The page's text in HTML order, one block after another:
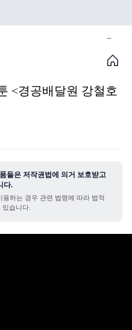
<경공배달원 강철호
들은 저작권법에 의거 보호받고
다.
하는 경우 관련 법령에 따라 법적
있습니다.